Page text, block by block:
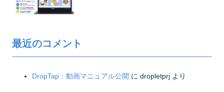
最近のコメント
DropTap：動画マニュアル公開 に dropletprj より